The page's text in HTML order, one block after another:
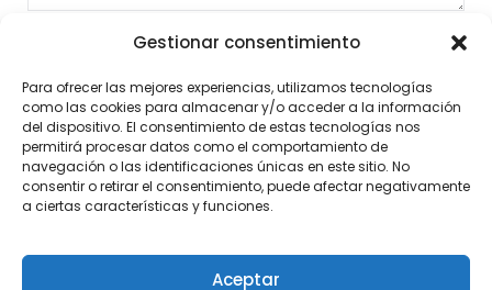
Gestionar consentimiento
Para ofrecer las mejores experiencias, utilizamos tecnologías
como las cookies para almacenar y/o acceder a la información
del dispositivo. El consentimiento de estas tecnologías nos
permitirá procesar datos como el comportamiento de
navegación o las identificaciones únicas en este sitio. No
consentir o retirar el consentimiento, puede afectar negativamente
a ciertas características y funciones.
Aceptar